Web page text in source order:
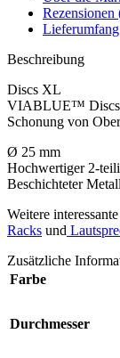
Rezensionen
Lieferumfang
Beschreibung
Discs XL
VIABLUE™ Discs
Schonung von
Ø 25 mm
Hochwertiger 2-
Beschichteter
Weitere
Racks und
Zusätzliche
Farbe
Durchmesser